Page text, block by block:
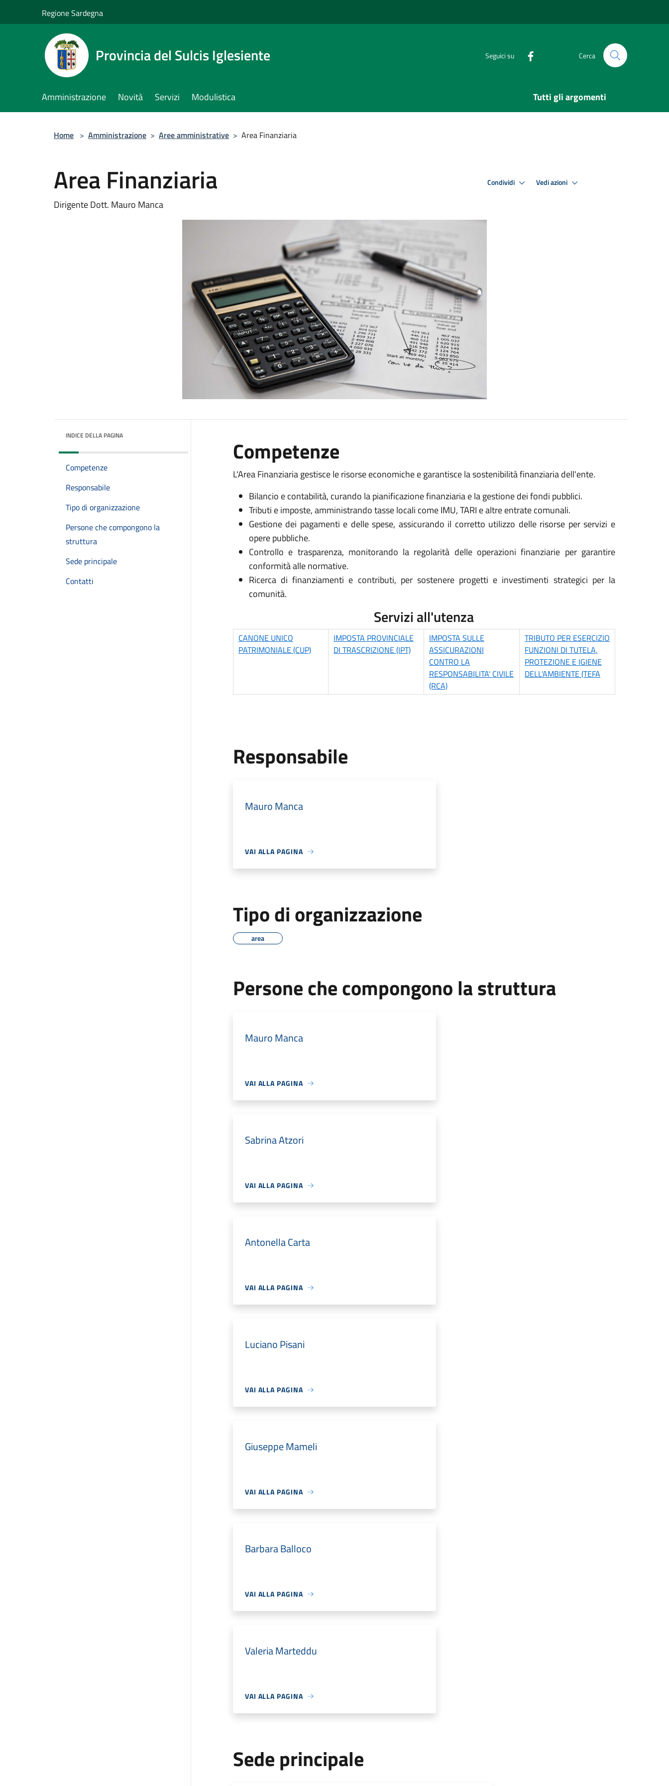
Regione Sardegna
Provincia del Sulcis Iglesiente Seguici su Cerca
Amministrazione Novità Servizi Modulistica Tutti gli argomenti
Home > Amministrazione > Aree amministrative > Area Finanziaria
Area Finanziaria
Dirigente Dott. Mauro Manca
Condividi Vedi azioni
INDICE DELLA PAGINA
Competenze
Responsabile
Tipo di organizzazione
Persone che compongono la
struttura
Sede principale
Contatti
Competenze
L'Area Finanziaria gestisce le risorse economiche e garantisce la sostenibilità finanziaria dell'ente.
Bilancio e contabilità, curando la pianificazione finanziaria e la gestione dei fondi pubblici.
Tributi e imposte, amministrando tasse locali come IMU, TARI e altre entrate comunali.
Gestione dei pagamenti e delle spese, assicurando il corretto utilizzo delle risorse per servizi e
opere pubbliche.
Controllo e trasparenza, monitorando la regolarità delle operazioni finanziarie per garantire
conformità alle normative.
Ricerca di finanziamenti e contributi, per sostenere progetti e investimenti strategici per la
comunità.
Servizi all'utenza
CANONE UNICO
PATRIMONIALE (CUP)
IMPOSTA PROVINCIALE
DI TRASCRIZIONE (IPT)
IMPOSTA SULLE
ASSICURAZIONI
CONTRO LA
RESPONSABILITA' CIVILE
(RCA)
TRIBUTO PER ESERCIZIO
FUNZIONI DI TUTELA,
PROTEZIONE E IGIENE
DELL'AMBIENTE (TEFA
Responsabile
Mauro Manca
VAI ALLA PAGINA
Tipo di organizzazione
area
Persone che compongono la struttura
Mauro Manca
VAI ALLA PAGINA
Sabrina Atzori
VAI ALLA PAGINA
Antonella Carta
VAI ALLA PAGINA
Luciano Pisani
VAI ALLA PAGINA
Giuseppe Mameli
VAI ALLA PAGINA
Barbara Balloco
VAI ALLA PAGINA
Valeria Marteddu
VAI ALLA PAGINA
Sede principale